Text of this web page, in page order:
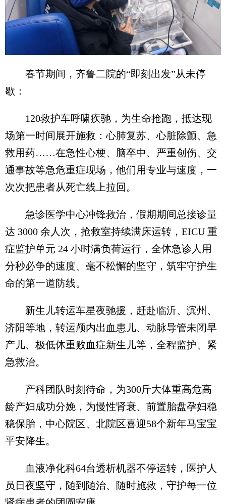
春节期间，齐鲁二院的“即刻出发”从未停
歇：
120救护车呼啸疾驰，为生命抢跑，抵达现
场第一时间展开施救：心肺复苏、心脏除颤、急
救用药……在急性心梗、脑卒中、严重创伤、交
通事故等急危重症现场，他们用专业与速度，一
次次把患者从死亡线上拉回。
急诊医学中心冲锋救治，假期期间总接诊量
达 3000 余人次，抢救室持续满床运转，EICU 重
症监护单元 24 小时满负荷运行，全体急诊人用
分秒必争的速度、毫不松懈的坚守，筑牢守护生
命的第一道防线。
新生儿转运车星夜驰援，赶赴临沂、滨州、
济阳等地，转运颅内出血患儿、动脉导管未闭早
产儿、极低体重败血症新生儿等，全程监护、紧
急救治。
产科团队时刻待命，为300斤大体重高危高
龄产妇成功分娩，为慢性肾衰、前置胎盘孕妇稳
稳保胎，中心院区、北院区喜迎58个新年马宝宝
平安降生。
血液净化科64台透析机器不停运转，医护人
员日夜坚守，随到随治、随时施救，守护每一位